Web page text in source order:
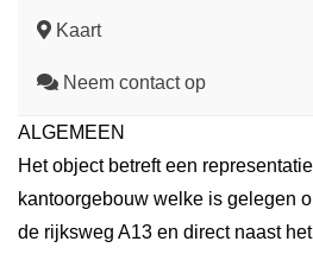
Kaart
Neem contact op
ALGEMEEN
Het object betreft een
kantoorgebouw welke is gelegen
de rijksweg A13 en direct naast